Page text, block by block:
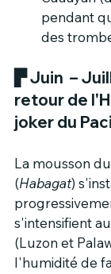
pendant
des
▛ Juin  –
retour de
joker du
La mousson
(Habagat)
s'intensifient
(Luzon et
l'humidité de